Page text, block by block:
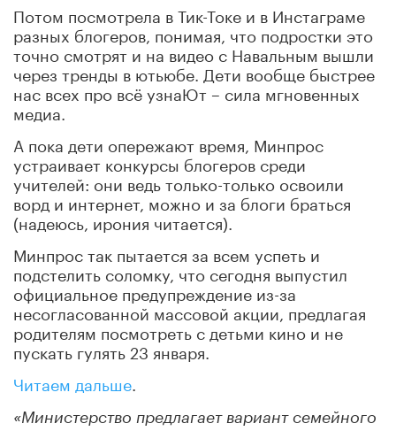
Потом посмотрела в Тик-Токе и в Инстаграме
разных блогеров, понимая, что подростки это
точно смотрят и на видео с Навальным вышли
через тренды в ютьюбе. Дети вообще быстрее
нас всех про всё узнаЮт – сила мгновенных
медиа.
А пока дети опережают время, Минпрос
устраивает конкурсы блогеров среди
учителей: они ведь только-только освоили
ворд и интернет, можно и за блоги браться
(надеюсь, ирония читается).
Минпрос так пытается за всем успеть и
подстелить соломку, что сегодня выпустил
официальное предупреждение из-за
несогласованной массовой акции, предлагая
родителям посмотреть с детьми кино и не
пускать гулять 23 января.
Читаем дальше
«Министерство предлагает вариант семейного